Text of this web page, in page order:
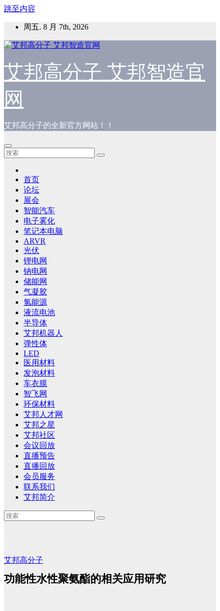
跳至内容
周五. 8 月 7th, 2026
艾邦高分子 艾邦智造官
网
艾邦高分子的全新官方网站！！
首页
论坛
展会
智能汽车
电子雾化
笔记本电脑
ARVR
光伏
锂电网
钠电网
储能网
气凝胶
氢能源
液流电池
半导体
艾邦机器人
弹性体
LED
医用材料
发泡材料
车衣膜
智飞网
环保材料
艾邦人才网
艾邦之星
艾邦社区
会议回放
直播预告
直播回放
会员服务
联系我们
艾邦简介
艾邦高分子
​功能性水性聚氨酯的相关应用研究